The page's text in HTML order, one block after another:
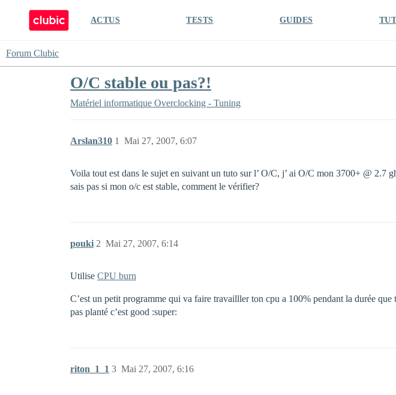
ACTUS TESTS GUIDES
Forum Clubic
O/C stable ou pas?!
Matériel informatique Overclocking - Tuning
Arslan310 Mai 27, 2007, 6:07
1
Voila tout est dans le sujet en suivant un tuto sur l’ O/C, j’ ai O/C mon 3700+ @ 2.7
sais pas si mon o/c est stable, comment le vérifier?
pouki Mai 27, 2007, 6:14
2
Utilise CPU burn
C’est un petit programme qui va faire travailller ton cpu a 100% pendant la durée
pas planté c’est good :super:
riton_1_1 Mai 27, 2007, 6:16
3